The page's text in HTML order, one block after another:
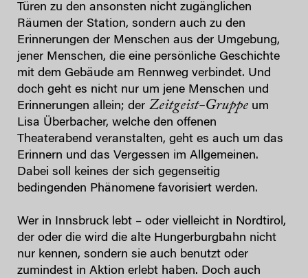
Türen zu den ansonsten nicht zugänglichen
Räumen der Station, sondern auch zu den
Erinnerungen der Menschen aus der Umgebung,
jener Menschen, die eine persönliche Geschichte
mit dem Gebäude am Rennweg verbindet. Und
doch geht es nicht nur um jene Menschen und
Erinnerungen allein; der Zeitgeist-Gruppe um
Lisa Überbacher, welche den offenen
Theaterabend veranstalten, geht es auch um das
Erinnern und das Vergessen im Allgemeinen.
Dabei soll keines der sich gegenseitig
bedingenden Phänomene favorisiert werden.
Wer in Innsbruck lebt – oder vielleicht in Nordtirol,
der oder die wird die alte Hungerburgbahn nicht
nur kennen, sondern sie auch benutzt oder
zumindest in Aktion erlebt haben. Doch auch